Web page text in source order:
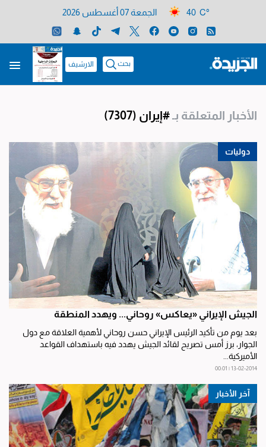
40 C° الجمعة 07 أغسطس 2026
بحث الارشيف
الأخبار المتعلقة بـ#إيران (7307)
دوليات
الجيش الإيراني «يعاكس» روحاني... ويهدد المنطقة
بعد يوم من تأكيد الرئيس الإيراني حسن روحاني لأهمية العلاقة مع دول
الجوار، برز أمس تصريح لقائد الجيش يهدد فيه باستهداف القواعد
الأميركية...
13-02-2014 | 00:01
آخر الأخبار